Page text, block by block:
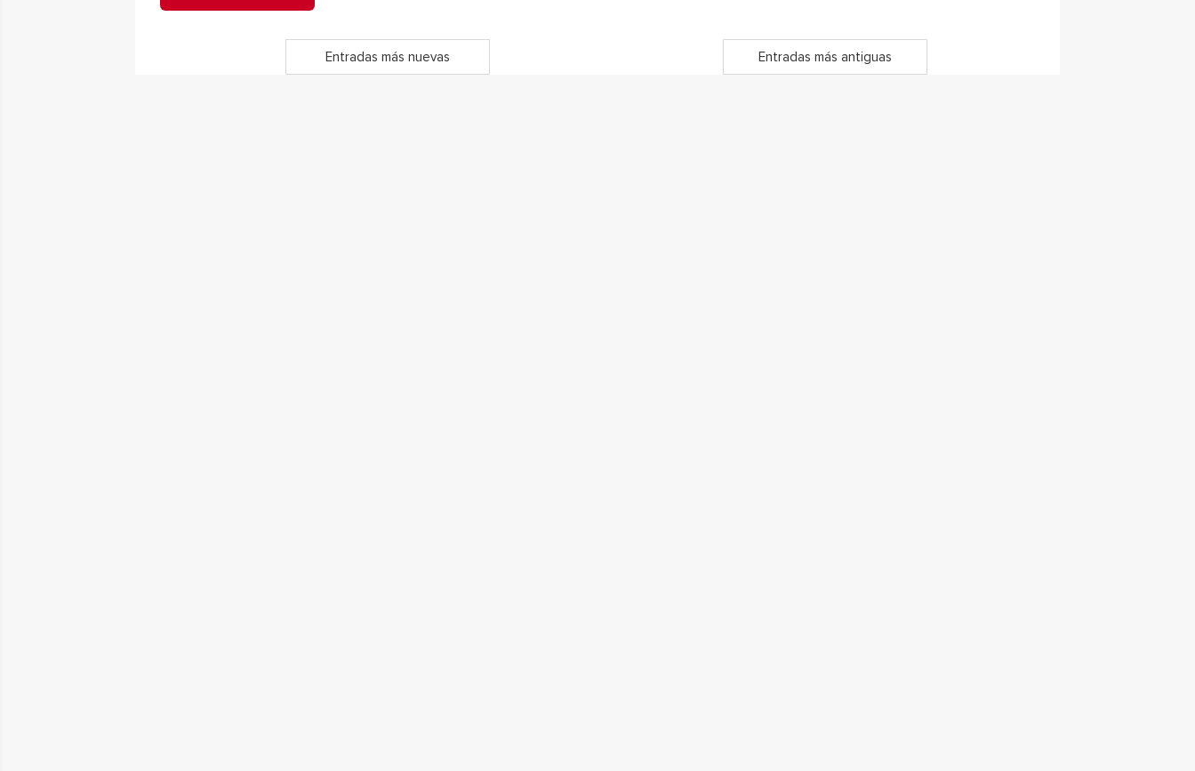
Entradas más nuevas Entradas más antiguas